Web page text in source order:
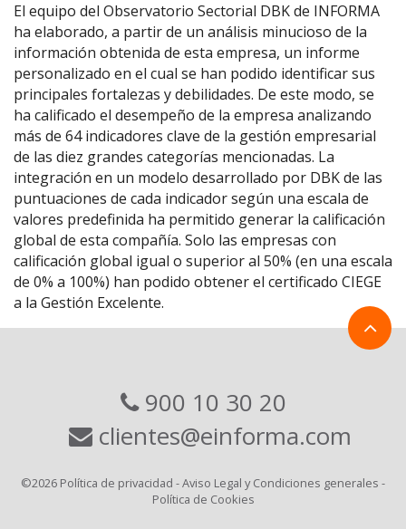
El equipo del Observatorio Sectorial DBK de INFORMA
ha elaborado, a partir de un análisis minucioso de la
información obtenida de esta empresa, un informe
personalizado en el cual se han podido identificar sus
principales fortalezas y debilidades. De este modo, se
ha calificado el desempeño de la empresa analizando
más de 64 indicadores clave de la gestión empresarial
de las diez grandes categorías mencionadas. La
integración en un modelo desarrollado por DBK de las
puntuaciones de cada indicador según una escala de
valores predefinida ha permitido generar la calificación
global de esta compañía. Solo las empresas con
calificación global igual o superior al 50% (en una escala
de 0% a 100%) han podido obtener el certificado CIEGE
a la Gestión Excelente.
900 10 30 20
clientes@einforma.com
©2026 Política de privacidad -Aviso Legal y Condiciones generales -
Política de Cookies